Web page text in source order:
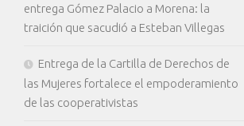
entrega Gómez Palacio a Morena: la
traición que sacudió a Esteban Villegas
Entrega de la Cartilla de Derechos de
las Mujeres fortalece el empoderamiento
de las cooperativistas